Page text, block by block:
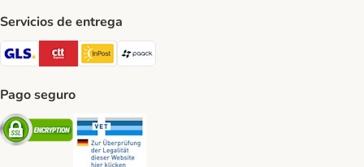
Servicios de entrega
GLS Shipping Method
CTTExpress Shipping Method
InPost Shipping Method
paack Shipping Method
Pago seguro
Security